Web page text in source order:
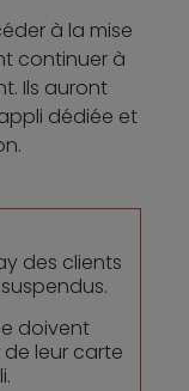
à la mise
continuer à
Ils auront
dédiée et
des clients
doivent
leur carte